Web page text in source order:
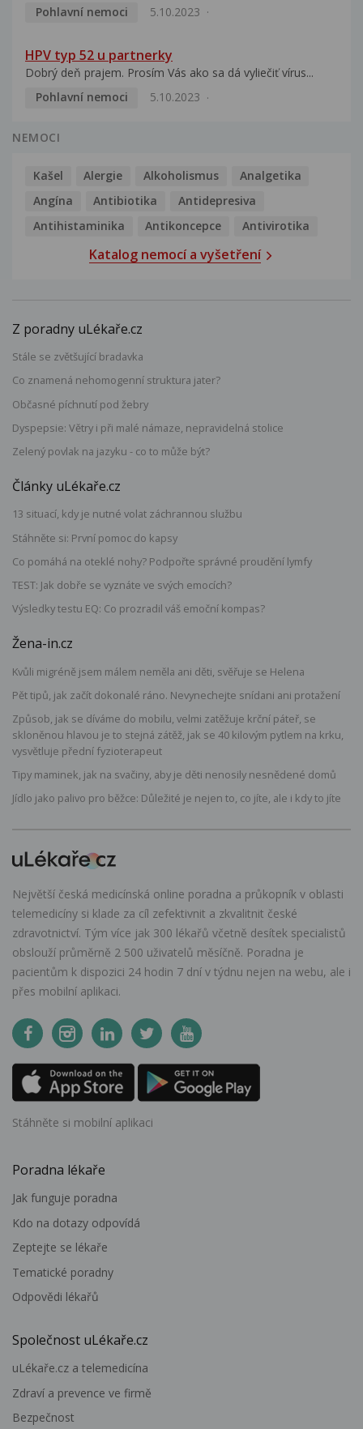
Pohlavní nemoci
5.10.2023
HPV typ 52 u partnerky
Dobrý deň prajem. Prosím Vás ako sa dá vyliečiť vírus...
Pohlavní nemoci
5.10.2023
NEMOCI
Kašel Alergie Alkoholismus
Analgetika
Angína
Antibiotika
Antidepresiva
Antihistaminika
Antikoncepce Antivirotika
Katalog nemocí a vyšetření
Z poradny uLékaře.cz
Stále se zvětšující bradavka
Co znamená nehomogenní struktura jater?
Občasné píchnutí pod žebry
Dyspepsie: Větry i při malé námaze, nepravidelná stolice
Zelený povlak na jazyku - co to může být?
Články uLékaře.cz
13 situací, kdy je nutné volat záchrannou službu
Stáhněte si: První pomoc do kapsy
Co pomáhá na oteklé nohy? Podpořte správné proudění lymfy
TEST: Jak dobře se vyznáte ve svých emocích?
Výsledky testu EQ: Co prozradil váš emoční kompas?
Žena-in.cz
Kvůli migréně jsem málem neměla ani děti, svěřuje se Helena
Pět tipů, jak začít dokonalé ráno. Nevynechejte snídani ani protažení
Způsob, jak se díváme do mobilu, velmi zatěžuje krční páteř, se
skloněnou hlavou je to stejná zátěž, jak se 40 kilovým pytlem na krku,
vysvětluje přední fyzioterapeut
Tipy maminek, jak na svačiny, aby je děti nenosily nesnědené domů
Jídlo jako palivo pro běžce: Důležité je nejen to, co jíte, ale i kdy to jíte
Největší česká medicínská online poradna a průkopník v oblasti
telemedicíny si klade za cíl zefektivnit a zkvalitnit české
zdravotnictví. Tým více jak 300 lékařů včetně desítek specialistů
obslouží průměrně 2 500 uživatelů měsíčně. Poradna je
pacientům k dispozici 24 hodin 7 dní v týdnu nejen na webu, ale i
přes mobilní aplikaci.
Stáhněte si mobilní aplikaci
Poradna lékaře
Jak funguje poradna
Kdo na dotazy odpovídá
Zeptejte se lékaře
Tematické poradny
Odpovědi lékařů
Společnost uLékaře.cz
uLékaře.cz a telemedicína
Zdraví a prevence ve firmě
Bezpečnost